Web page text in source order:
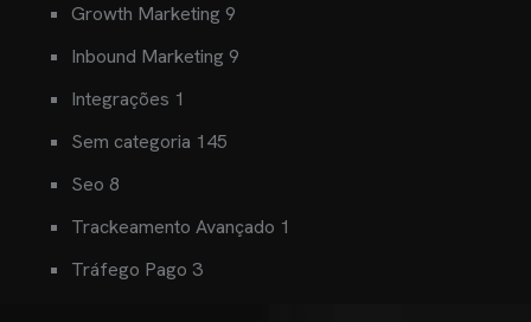
Growth Marketing 9
Inbound Marketing 9
Integrações 1
Sem categoria 145
Seo 8
Trackeamento Avançado 1
Tráfego Pago 3